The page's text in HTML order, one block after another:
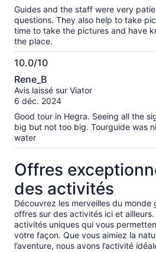
Guides and the staff were very
questions. They also help to take
time to take the pictures and have
the place.
10.0/10
10.0
sur
10
Rene_B
Avis laissé sur Viator
6 déc. 2024
Good tour in Hegra. Seeing all the
big but not too big. Tourguide was
water
Offres
des activités
Découvrez les merveilles du monde
offres sur des activités ici et
activités uniques qui vous
votre façon. Que vous aimiez la
l’aventure, nous avons l’activité